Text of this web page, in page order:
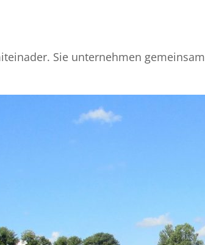
Sie unternehmen